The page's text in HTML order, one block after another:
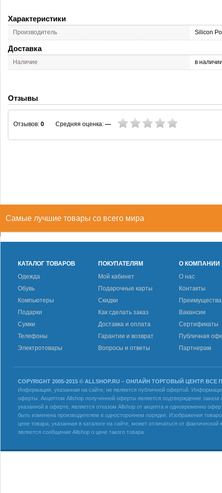
Характеристики
Производитель Silicon
Доставка
Наличие в
Отзывы
Отзывов: 0 Средняя оценка: —
Самые лучшие товары со всего мира
КАТАЛОГ ТОВАРОВ
Одежда
Обувь
Компьютеры
Подарки
Сумки
Телефоны
Электротовары
ПОКУПАТЕЛЯМ
Мой кабинет
Подарочные карты
Скидки
Как сделать заказ
Доставка и оплата
Гарантии и возврат
Вопросы и ответы
О КОМПАНИИ
О нас
Контакты
Преимущества
Вакансии
Сертификаты
Публичная
Партнерам
COPYRIGHT 2005-2015 © ALLSHOP.RU – ОНЛАЙН ТОРГОВЫЙ ЦЕНТР.
Информация, указанная на сайте, не является публичной офертой.
оферты. Акцептом Allshop полученной оферты является подтверждение
указанной в оферте, является отказом Allshop от акцепта и одновременно
быть изменена производителем в одностороннем порядке. Изображения
цене товара, указанная в каталоге на сайте, может отличаться от
является сообщение Allshop о цене такого товара.